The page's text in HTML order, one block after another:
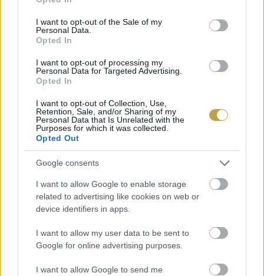
use your data for below specified purposes in below Google
consent section.
I want to opt-out of the Sale of my
Personal Data.
Opted In
I want to opt-out of processing my
Personal Data for Targeted Advertising.
Opted In
I want to opt-out of Collection, Use,
Retention, Sale, and/or Sharing of my
Personal Data that Is Unrelated with the
Purposes for which it was collected.
Opted Out
Google consents
I want to allow Google to enable storage
related to advertising like cookies on web or
device identifiers in apps.
I want to allow my user data to be sent to
Google for online advertising purposes.
I want to allow Google to send me
A Kóstolom borbár üde színfoltja volt Buda és
egész Budapest boros színterének, sokan lesznek
most kénytelenek új törzshely után nézni.
Címlapfotó: Tim Mossholder / Unsplash